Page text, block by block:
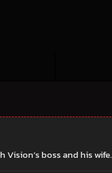
boss and his wife.